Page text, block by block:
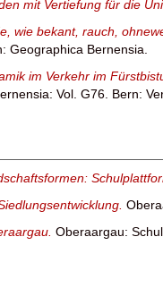
mit Vertiefung für die
wie bekant, rauch,
Geographica Bernensia.
im Verkehr im
Vol. G76. Bern:
Oberaargau: